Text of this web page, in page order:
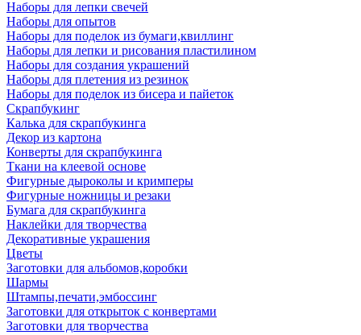
Наборы для лепки свечей
Наборы для опытов
Наборы для поделок из бумаги,квиллинг
Наборы для лепки и рисования пластилином
Наборы для создания украшений
Наборы для плетения из резинок
Наборы для поделок из бисера и пайеток
Скрапбукинг
Калька для скрапбукинга
Декор из картона
Конверты для скрапбукинга
Ткани на клеевой основе
Фигурные дыроколы и кримперы
Фигурные ножницы и резаки
Бумага для скрапбукинга
Наклейки для творчества
Декоративные украшения
Цветы
Заготовки для альбомов,коробки
Шармы
Штампы,печати,эмбоссинг
Заготовки для открыток с конвертами
Заготовки для творчества